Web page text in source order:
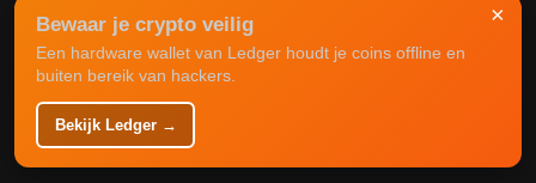
Crypto-gids.nl is een enorm snel groeiend platform waar
actuele informatie over de markt weergegeven wordt. Het is
mogelijk om bij ons te adverteren om een grote crypto
doelgroep te bereiken. Zie
×
Bewaar je crypto veilig
Een hardware wallet van Ledger houdt je coins offline en
buiten bereik van hackers.
Bekijk Ledger →